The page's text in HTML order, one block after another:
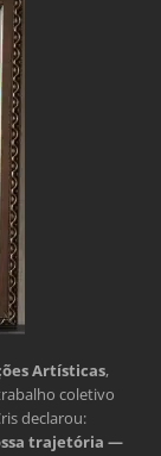
Artísticas,
coletivo
declarou:
trajetória —